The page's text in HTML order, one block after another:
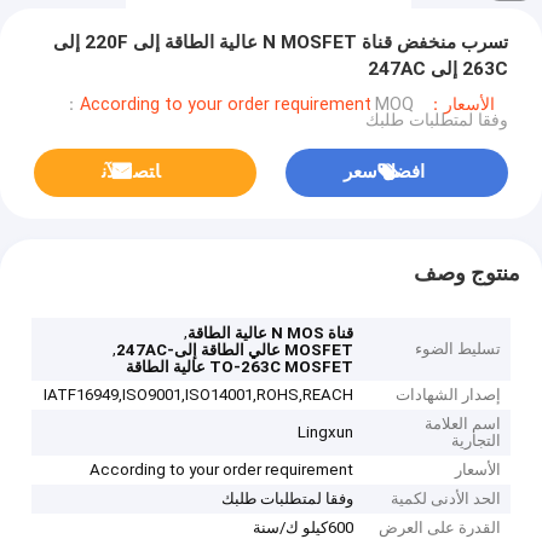
تسرب منخفض قناة N MOSFET عالية الطاقة إلى 220F إلى
263C إلى 247AC
الأسعار：According to your order requirement MOQ：
وفقا لمتطلبات طلبك
افضل سعر ﺎﺘﺼﻟ ﺍﻶﻧ
منتوج وصف
تسليط الضوء
قناة N MOS عالية الطاقة
,
MOSFET عالي الطاقة إلى-247AC
,
TO-263C MOSFET عالية الطاقة
إصدار الشهادات
IATF16949,ISO9001,ISO14001,ROHS,REACH
اسم العلامة
التجارية
Lingxun
الأسعار
According to your order requirement
الحد الأدنى لكمية
وفقا لمتطلبات طلبك
القدرة على العرض
600كيلو ك/سنة